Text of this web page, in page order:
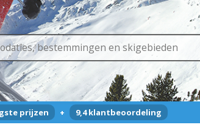
prijzen + 9,4 klantbeoordeling